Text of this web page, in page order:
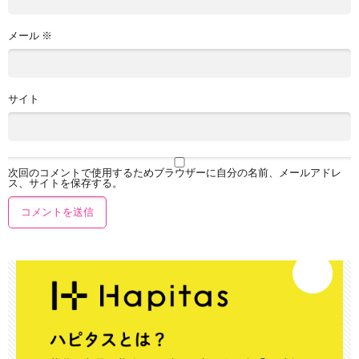
メール ※
サイト
次回のコメントで使用するためブラウザーに自分の名前、メールアドレ
ス、サイトを保存する。